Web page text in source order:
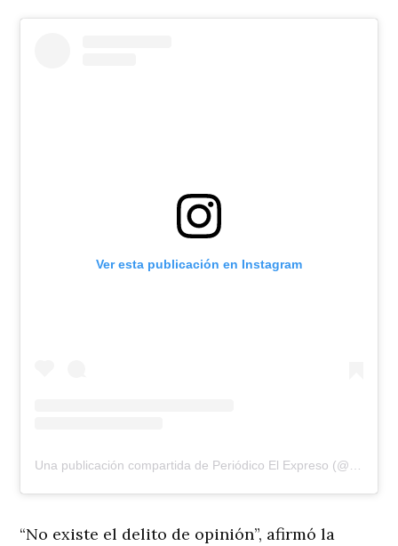
Ver esta publicación en Instagram
Una publicación compartida de Periódico El Expreso (@elexpresodia)
“No existe el delito de opinión”, afirmó la